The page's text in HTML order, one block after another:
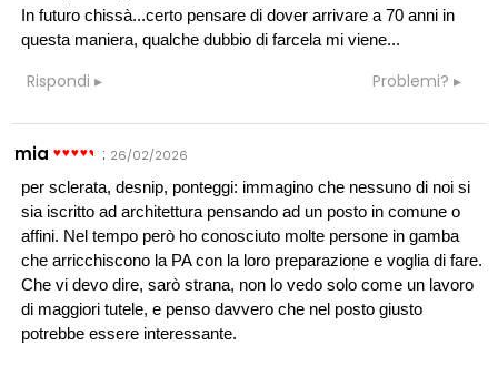
In futuro chissà...certo pensare di dover arrivare a 70 anni in
questa maniera, qualche dubbio di farcela mi viene...
Rispondi Problemi?
mia : 26/02/2026
per sclerata, desnip, ponteggi: immagino che nessuno di noi si
sia iscritto ad architettura pensando ad un posto in comune o
affini. Nel tempo però ho conosciuto molte persone in gamba
che arricchiscono la PA con la loro preparazione e voglia di fare.
Che vi devo dire, sarò strana, non lo vedo solo come un lavoro
di maggiori tutele, e penso davvero che nel posto giusto
potrebbe essere interessante.